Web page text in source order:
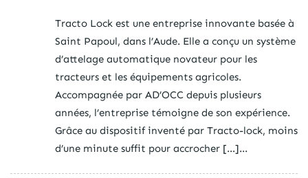
Tracto Lock est une entreprise innovante basée à
Saint Papoul, dans l’Aude. Elle a conçu un système
d’attelage automatique novateur pour les
tracteurs et les équipements agricoles.
Accompagnée par AD’OCC depuis plusieurs
années, l’entreprise témoigne de son expérience.
Grâce au dispositif inventé par Tracto-lock, moins
d’une minute suffit pour accrocher […]...